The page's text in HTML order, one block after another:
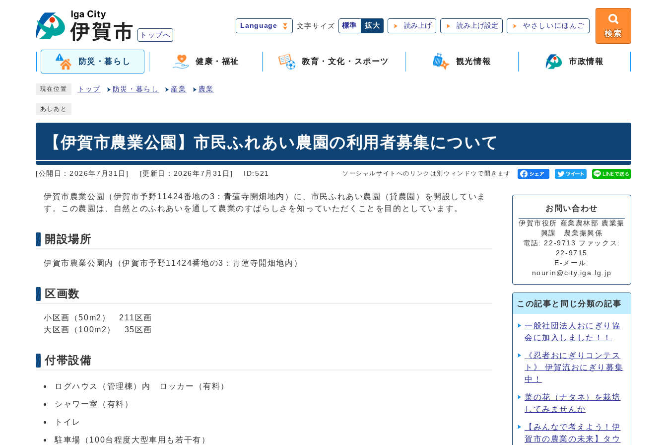
トップへ
Language 文字サイズ 標準 拡大 読み上げ 読み上げ設定 やさしいにほんご
検索
防災・暮らし 健康・福祉 教育・文化・スポーツ 観光情報 市政情報
現在位置 トップ 防災・暮らし 産業 農業
あしあと
【伊賀市農業公園】市民ふれあい農園の利用者募集について
[公開日：2026年7月31日] [更新日：2026年7月31日] ID:521 ソーシャルサイトへのリンクは別ウィンドウで開きます
伊賀市農業公園（伊賀市予野11424番地の3：青蓮寺開畑地内）に、市民ふれあい農園（貸農園）を開設していま
す。この農園は、自然とのふれあいを通して農業のすばらしさを知っていただくことを目的としています。
開設場所
伊賀市農業公園内（伊賀市予野11424番地の3：青蓮寺開畑地内）
区画数
小区画（50m2） 211区画
大区画（100m2） 35区画
付帯設備
ログハウス（管理棟）内 ロッカー（有料）
シャワー室（有料）
トイレ
駐車場（100台程度大型車用も若干有）
お問い合わせ
伊賀市役所 産業農林部 農業振
興課 農業振興係
電話: 22-9713 ファックス:
22-9715
E-メール:
nourin@city.iga.lg.jp
この記事と同じ分類の記事
一般社団法人おにぎり協
会に加入しました！！
《忍者おにぎりコンテス
ト》 伊賀流おにぎり募集
中！
菜の花（ナタネ）を栽培
してみませんか
【みんなで考えよう！伊
賀市の農業の未来】タウ